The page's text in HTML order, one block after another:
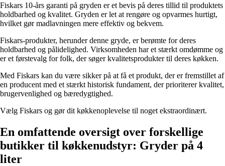
Fiskars 10-års garanti på gryden er et bevis på deres tillid til produktets
holdbarhed og kvalitet. Gryden er let at rengøre og opvarmes hurtigt,
hvilket gør madlavningen mere effektiv og bekvem.
Fiskars-produkter, herunder denne gryde, er berømte for deres
holdbarhed og pålidelighed. Virksomheden har et stærkt omdømme og
er et førstevalg for folk, der søger kvalitetsprodukter til deres køkken.
Med Fiskars kan du være sikker på at få et produkt, der er fremstillet af
en producent med et stærkt historisk fundament, der prioriterer kvalitet,
brugervenlighed og bæredygtighed.
Vælg Fiskars og gør dit køkkenoplevelse til noget ekstraordinært.
En omfattende oversigt over forskellige
butikker til køkkenudstyr: Gryder på 4
liter